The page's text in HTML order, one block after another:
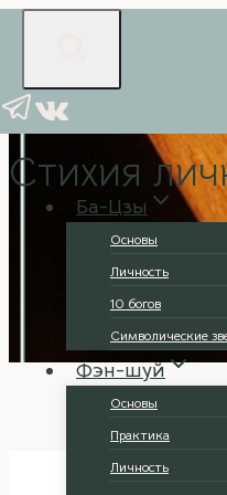
содержимому
Ба-Цзы
Основы
Личность
10 богов
Символические
Фэн-шуй
Основы
Практика
Личность
Ба-Цзы
Стихия